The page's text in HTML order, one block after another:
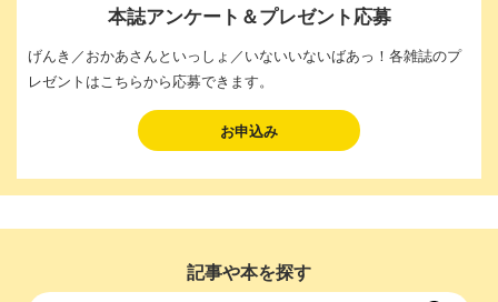
本誌アンケート＆プレゼント応募
げんき／おかあさんといっしょ／いないいないばあっ！各雑誌のプ
レゼントはこちらから応募できます。
お申込み
記事や本を探す